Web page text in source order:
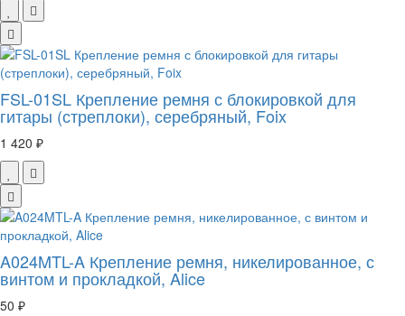
FSL-01SL Крепление ремня с блокировкой для
гитары (стреплоки), серебряный, Foix
1 420 ₽
A024MTL-A Крепление ремня, никелированное, с
винтом и прокладкой, Alice
50 ₽